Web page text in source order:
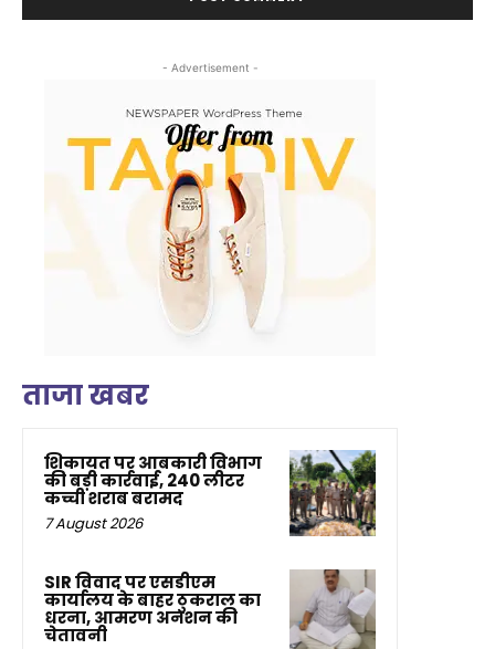
- Advertisement -
ताजा खबर
शिकायत पर आबकारी विभाग
की बड़ी कार्रवाई, 240 लीटर
कच्ची शराब बरामद
7 August 2026
SIR विवाद पर एसडीएम
कार्यालय के बाहर ठुकराल का
धरना, आमरण अनशन की
चेतावनी